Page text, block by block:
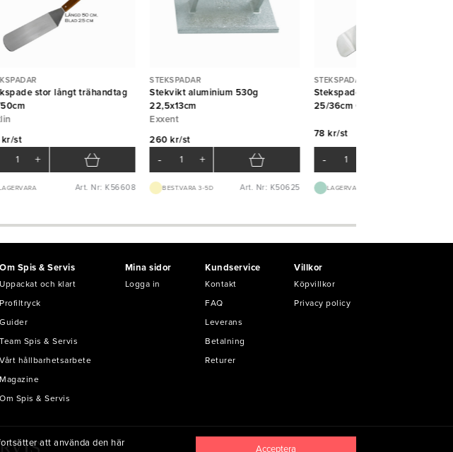
stor långt trähandtag
kr/st
+
Art. Nr: K56608
STEKSPADAR
Stekvikt aluminium 530g
22,5x13cm
Exxent
260 kr/st
- +
BEST.VARA 3-5D Art. Nr: K50625
STEKSPADAR
Stekspade stor kort trähandtag
25/36cm Östlin
78 kr/st
-
LAGERVARA
Om Spis & Servis
Uppackat och klart
Profiltryck
Guider
Team Spis & Servis
Vårt hållbarhetsarbete
Magazine
Om Spis & Servis
Mina sidor
Logga in
Kundservice
Kontakt
FAQ
Leverans
Betalning
Returer
Villkor
Köpvillkor
Privacy policy
att använda den här
Acceptera